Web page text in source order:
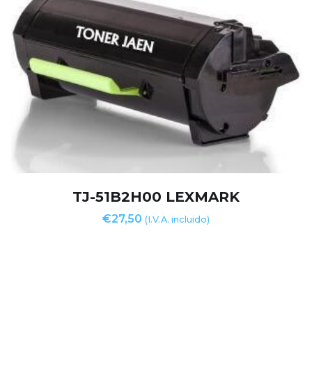
TJ-51B2H00 LEXMARK
€27,50 (I.V.A. incluido)